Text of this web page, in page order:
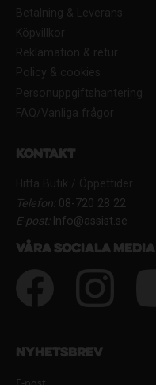
Betalning & Leverans
Köpvillkor
Reklamation & retur
Policy & cookies
Personuppgiftshantering
FAQ/Vanliga frågor
Kontakt
Hitta Butik / Öppettider
Telefon:08-720 28 22
E-post:Info@assist.se
Våra sociala media
Nyhetsbrev